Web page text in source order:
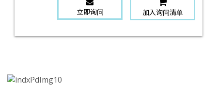
立即询问 加入询问清单